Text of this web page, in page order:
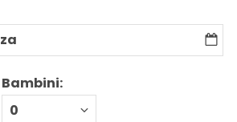
Bambini: